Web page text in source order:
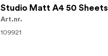
Studio Matt A4 50 Sheets
Art.nr.
109921